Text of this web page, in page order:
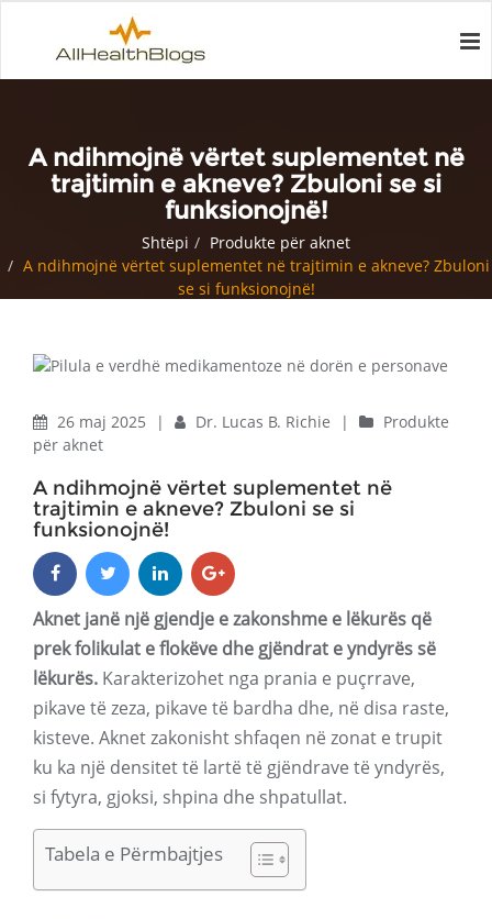
A ndihmojnë vërtet suplementet në
trajtimin e akneve? Zbuloni se si
funksionojnë!
Shtëpi
Produkte për aknet
A ndihmojnë vërtet suplementet në trajtimin e akneve? Zbuloni
se si funksionojnë!
26 maj 2025 | Dr. Lucas B. Richie |
Produkte
për aknet
A ndihmojnë vërtet suplementet në
trajtimin e akneve? Zbuloni se si
funksionojnë!
Aknet janë një gjendje e zakonshme e lëkurës që
prek folikulat e flokëve dhe gjëndrat e yndyrës së
lëkurës. Karakterizohet nga prania e puçrrave,
pikave të zeza, pikave të bardha dhe, në disa raste,
kisteve. Aknet zakonisht shfaqen në zonat e trupit
ku ka një densitet të lartë të gjëndrave të yndyrës,
si fytyra, gjoksi, shpina dhe shpatullat.
Tabela e Përmbajtjes